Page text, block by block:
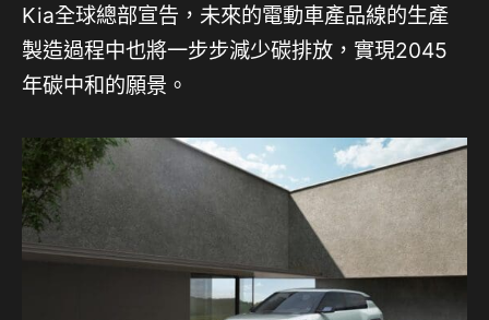
Kia全球總部宣告，未來的電動車產品線的生產
製造過程中也將一步步減少碳排放，實現2045
年碳中和的願景。